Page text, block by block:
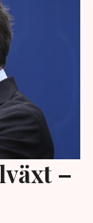
–